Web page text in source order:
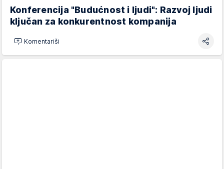
Konferencija "Budućnost i ljudi": Razvoj ljudi
ključan za konkurentnost kompanija
Komentariši